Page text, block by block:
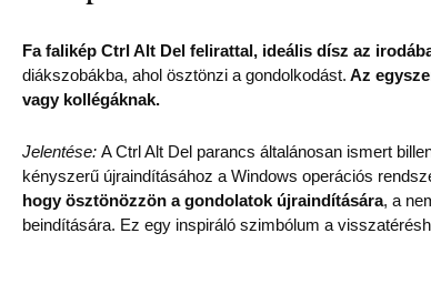
Fa falikép Ctrl Alt Del felirattal, ideális dísz az
diákszobákba, ahol ösztönzi a gondolkodást. Az
vagy kollégáknak.
Jelentése: A Ctrl Alt Del parancs általánosan ismert
kényszerű újraindításához a Windows operációs
hogy ösztönözzön a gondolatok újraindítására, a
beindítására. Ez egy inspiráló szimbólum a